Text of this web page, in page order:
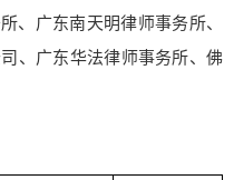
、广东南天明律师事务所、
、广东华法律师事务所、佛